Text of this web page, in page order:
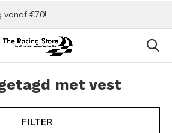
vanaf €70!
met vest
FILTER